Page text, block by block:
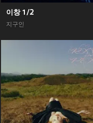
이창 1/2
지구인